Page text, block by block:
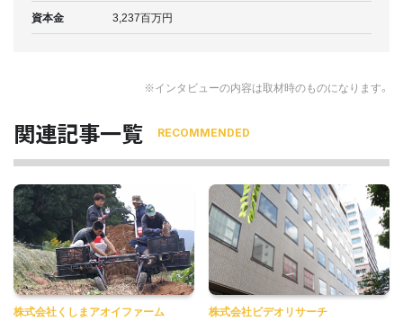
資本金
3,237百万円
※インタビューの内容は取材時のものになります。
関連記事一覧 RECOMMENDED
株式会社くしまアオイファーム 株式会社ビデオリサーチ